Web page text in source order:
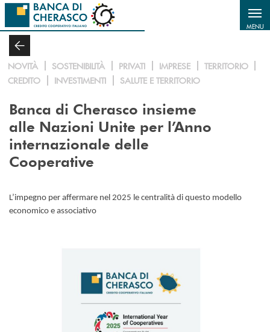
Salta al contenuto principale
MENU
NOVITÀ SOSTENIBILITÀ PRIVATI IMPRESE
TERRITORIO
CREDITO
INVESTIMENTI SALUTE E TERRITORIO
Banca di Cherasco insieme
alle Nazioni Unite per l’Anno
internazionale delle
Cooperative
L’impegno per affermare nel 2025 le centralità di questo modello
economico e associativo